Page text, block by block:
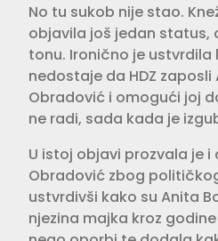
No tu sukob nije stao.
objavila još jedan status,
tonu. Ironično je ustvrdila
nedostaje da HDZ
Obradović i omogući joj
ne radi, sada kada je
U istoj objavi prozvala je
Obradović zbog
ustvrdivši kako su Anita
njezina majka kroz